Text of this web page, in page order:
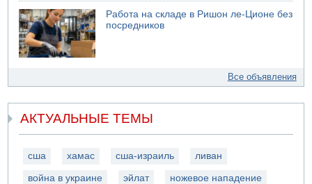
Работа на складе в Ришон ле-Ционе без
посредников
Все объявления
АКТУАЛЬНЫЕ ТЕМЫ
сша хамас сша-израиль ливан
война в украине эйлат ножевое нападение